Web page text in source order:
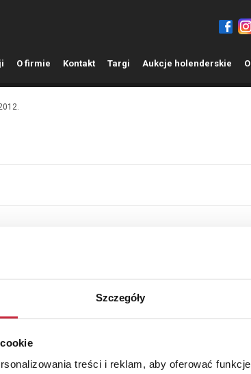
Szczegóły
treści i reklam, aby oferować
O firmie Kontakt Targi Aukcje holenderskie O